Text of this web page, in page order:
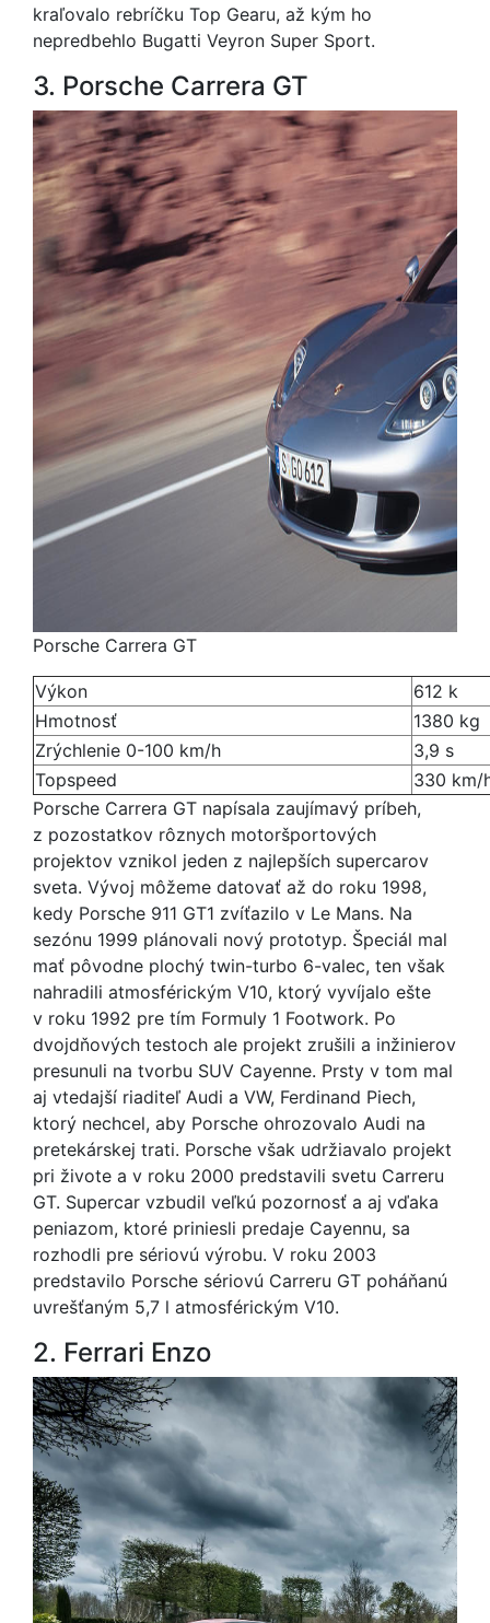
kraľovalo rebríčku Top Gearu, až kým ho
nepredbehlo Bugatti Veyron Super Sport.
3. Porsche Carrera GT
Porsche Carrera GT
Výkon
612 k
Hmotnosť
1380 kg
Zrýchlenie 0-100 km/h
3,9 s
Topspeed
330 km/
Porsche Carrera GT napísala zaujímavý príbeh,
z pozostatkov rôznych motoršportových
projektov vznikol jeden z najlepších supercarov
sveta. Vývoj môžeme datovať až do roku 1998,
kedy Porsche 911 GT1 zvíťazilo v Le Mans. Na
sezónu 1999 plánovali nový prototyp. Špeciál mal
mať pôvodne plochý twin-turbo 6-valec, ten však
nahradili atmosférickým V10, ktorý vyvíjalo ešte
v roku 1992 pre tím Formuly 1 Footwork. Po
dvojdňových testoch ale projekt zrušili a inžinierov
presunuli na tvorbu SUV Cayenne. Prsty v tom mal
aj vtedajší riaditeľ Audi a VW, Ferdinand Piech,
ktorý nechcel, aby Porsche ohrozovalo Audi na
pretekárskej trati. Porsche však udržiavalo projekt
pri živote a v roku 2000 predstavili svetu Carreru
GT. Supercar vzbudil veľkú pozornosť a aj vďaka
peniazom, ktoré priniesli predaje Cayennu, sa
rozhodli pre sériovú výrobu. V roku 2003
predstavilo Porsche sériovú Carreru GT poháňanú
uvrešťaným 5,7 l atmosférickým V10.
2. Ferrari Enzo